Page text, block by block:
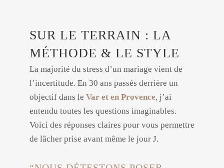
SUR LE TERRAIN : LA
MÉTHODE & LE STYLE
La majorité du stress d’un mariage vient de
l’incertitude. En 30 ans passés derrière un
objectif dans le Var et en Provence, j’ai
entendu toutes les questions imaginables.
Voici des réponses claires pour vous permettre
de lâcher prise avant même le jour J.